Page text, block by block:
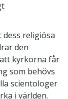
dess religiösa
den
kyrkorna får
som behövs
scientologer
i världen.